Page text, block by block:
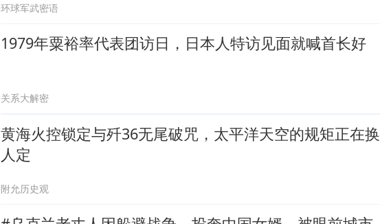
环球军武密语
1979年粟裕率代表团访日，日本人特访见面就喊首长好
关系大解密
黄海火控锁定与歼36无尾破咒，太平洋天空的规矩正在换
人定
附允历史观